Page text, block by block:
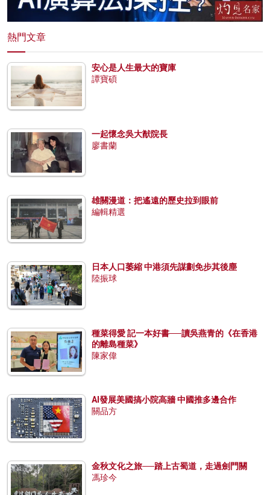
熱門文章
安心是人生最大的寶庫
譚寶碩
一起懷念吳大猷院長
廖書蘭
雄關漫道：把遙遠的歷史拉到眼前
編輯精選
日本人口萎縮 中港須先謀劃免步其後塵
陸振球
種菜得愛 記一本好書──讀吳燕青的《在香港
的離島種菜》
陳家偉
AI發展美國搞小院高牆 中國推多邊合作
關品方
金秋文化之旅──踏上古蜀道，走過劍門關
馮珍今